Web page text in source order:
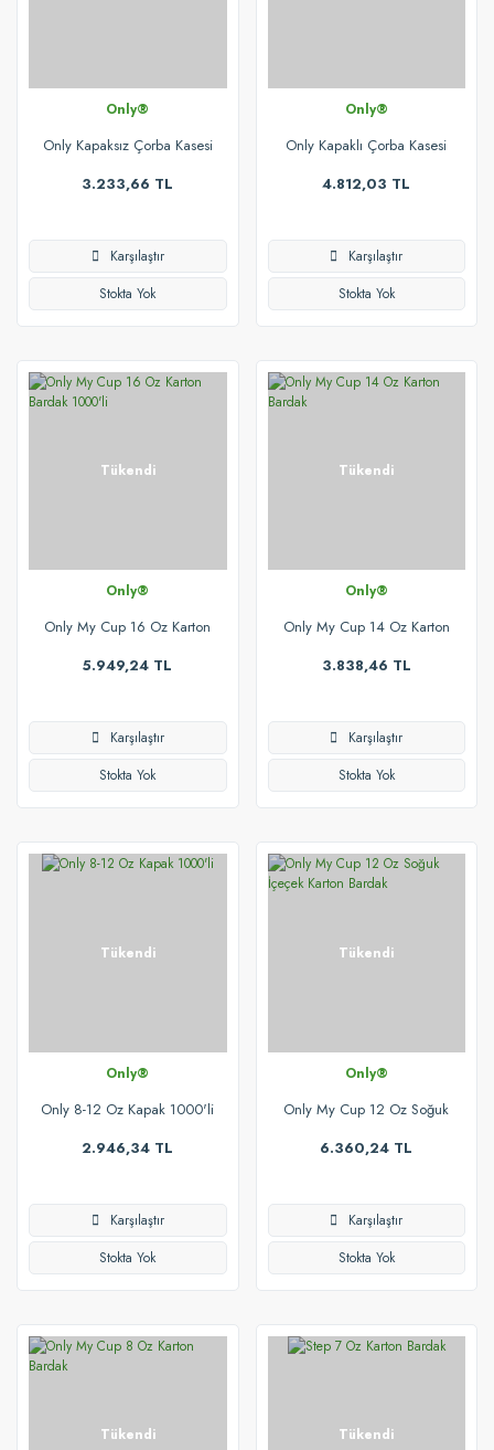
Only®
Only Kapaksız Çorba Kasesi
3.233,66 TL
Karşılaştır
Stokta Yok
Only®
Only Kapaklı Çorba Kasesi
4.812,03 TL
Karşılaştır
Stokta Yok
Tükendi
Only®
Only My Cup 16 Oz Karton
5.949,24 TL
Karşılaştır
Stokta Yok
Tükendi
Only®
Only My Cup 14 Oz Karton
3.838,46 TL
Karşılaştır
Stokta Yok
Tükendi
Only®
Only 8-12 Oz Kapak 1000'li
2.946,34 TL
Karşılaştır
Stokta Yok
Tükendi
Only®
Only My Cup 12 Oz Soğuk
6.360,24 TL
Karşılaştır
Stokta Yok
Tükendi Tükendi